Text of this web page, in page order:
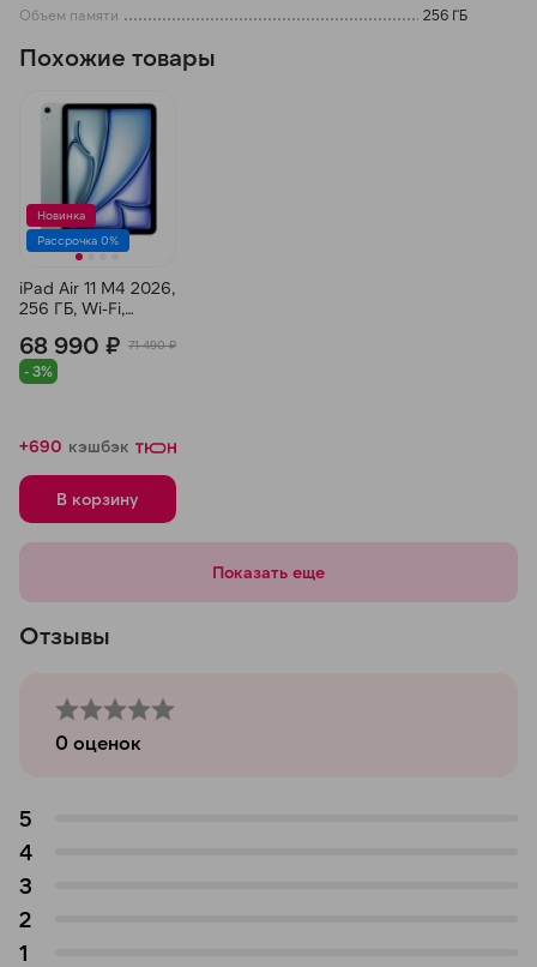
Объем памяти
256 ГБ
Похожие товары
Новинка
Рассрочка 0%
iPad Air 11 M4 2026,
256 ГБ, Wi-Fi,
68 990 ₽ 71 490 ₽
- 3%
+690 кэшбэк
В корзину
Показать еще
Отзывы
0 оценок
5
4
3
2
1